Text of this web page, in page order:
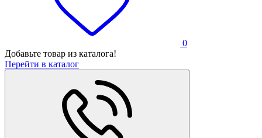
0
Добавьте товар из каталога!
Перейти в каталог